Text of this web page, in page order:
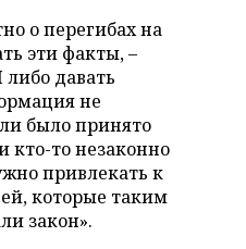
о перегибах на
эти факты, –
давать
не
было принято
кто-то незаконно
привлекать к
которые таким
закон».